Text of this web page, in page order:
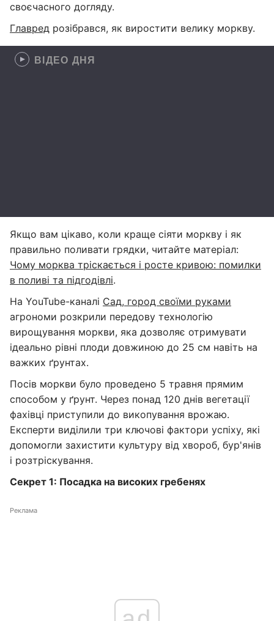
своєчасного догляду.
Главред розібрався, як виростити велику моркву.
ВІДЕО ДНЯ
Якщо вам цікаво, коли краще сіяти моркву і як
правильно поливати грядки, читайте матеріал:
Чому морква тріскається і росте кривою: помилки
в поливі та підгодівлі.
На YouTube-каналі Сад, город своїми руками
агрономи розкрили передову технологію
вирощування моркви, яка дозволяє отримувати
ідеально рівні плоди довжиною до 25 см навіть на
важких ґрунтах.
Посів моркви було проведено 5 травня прямим
способом у ґрунт. Через понад 120 днів вегетації
фахівці приступили до викопування врожаю.
Експерти виділили три ключові фактори успіху, які
допомогли захистити культуру від хвороб, бур'янів
і розтріскування.
Секрет 1: Посадка на високих гребенях
Реклама